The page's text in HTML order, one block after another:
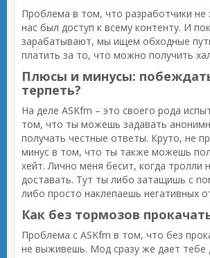
Проблема в том, что разработчики не
нас был доступ к всему контенту. И
зарабатывают, мы ищем обходные
платить за то, что можно получить
Плюсы и минусы:
терпеть?
На деле ASKfm – это своего рода
том, что ты можешь задавать
получать честные ответы. Круто, не
минус в том, что ты также можешь
хейт. Лично меня бесит, когда тролли
доставать. Тут ты либо затащишь с
либо просто наклепаешь негативных
Как без тормозов
Проблема с ASKfm в том, что без
не выживешь. Мод сразу же дает тебе